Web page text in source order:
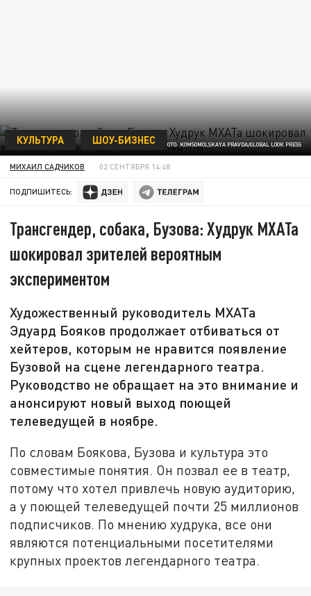
ФОТО: KOMSOMOLSKAYA PRAVDA/GLOBAL LOOK PRESS
КУЛЬТУРА ШОУ-БИЗНЕС
МИХАИЛ САДЧИКОВ 02 СЕНТЯБРЯ 14:48
ПОДПИШИТЕСЬ:
Трансгендер, собака, Бузова: Худрук МХАТа
шокировал зрителей вероятным
экспериментом
Художественный руководитель МХАТа
Эдуард Бояков продолжает отбиваться от
хейтеров, которым не нравится появление
Бузовой на сцене легендарного театра.
Руководство не обращает на это внимание и
анонсируют новый выход поющей
телеведущей в ноябре.
По словам Боякова, Бузова и культура это
совместимые понятия. Он позвал ее в театр,
потому что хотел привлечь новую аудиторию,
а у поющей телеведущей почти 25 миллионов
подписчиков. По мнению худрука, все они
являются потенциальными посетителями
крупных проектов легендарного театра.